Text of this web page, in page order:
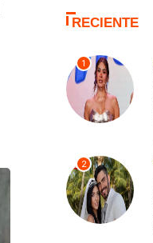
RECIENTE
1
2